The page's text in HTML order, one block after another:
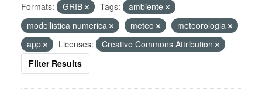
Formats: GRIB Tags:
ambiente
modellistica numerica
meteo
meteorologia
app
Licenses:
Creative Commons Attribution
Filter Results